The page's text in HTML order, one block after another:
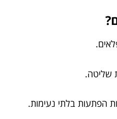
שליטה.
הפתעות בלתי נעימות.